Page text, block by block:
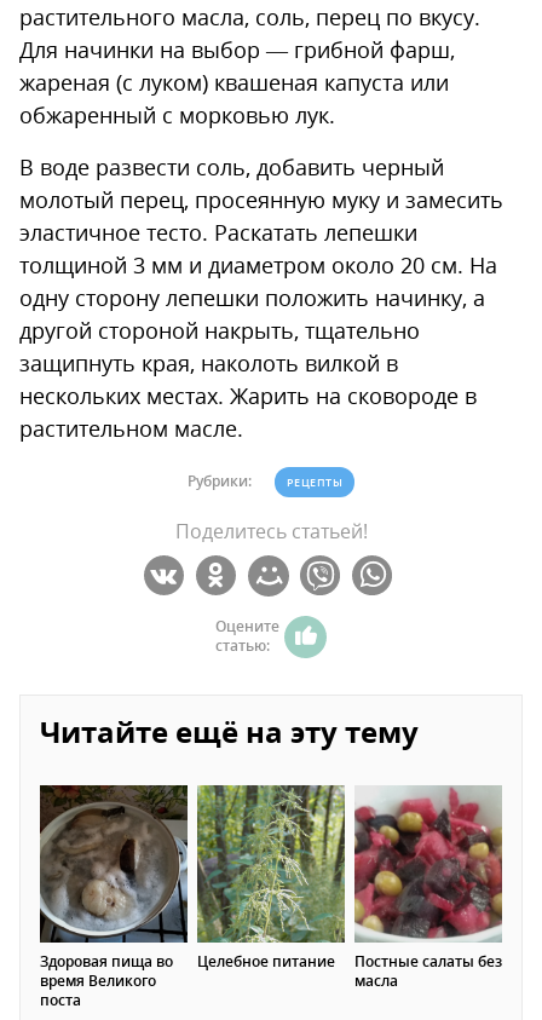
растительного масла, соль, перец по вкусу.
Для начинки на выбор — грибной фарш,
жареная (с луком) квашеная капуста или
обжаренный с морковью лук.
В воде развести соль, добавить черный
молотый перец, просеянную муку и замесить
эластичное тесто. Раскатать лепешки
толщиной 3 мм и диаметром около 20 см. На
одну сторону лепешки положить начинку, а
другой стороной накрыть, тщательно
защипнуть края, наколоть вилкой в
нескольких местах. Жарить на сковороде в
растительном масле.
Рубрики: РЕЦЕПТЫ
Поделитесь статьей!
Оцените
статью:
Читайте ещё на эту тему
Здоровая пища во
время Великого
поста
Целебное питание
Постные салаты без
масла